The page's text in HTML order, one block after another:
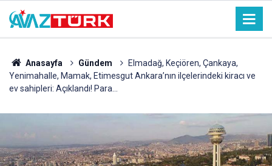
Anasayfa Gündem
Elmadağ, Keçiören, Çankaya,
Yenimahalle, Mamak, Etimesgut Ankara’nın ilçelerindeki kiracı ve
ev sahipleri: Açıklandı! Para...